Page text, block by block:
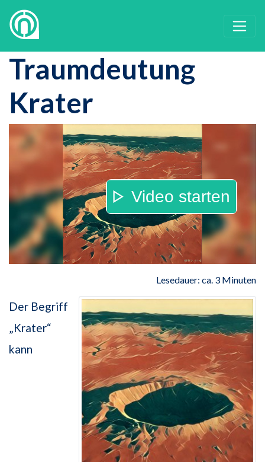
Traumdeutung
Krater
Video starten
Lesedauer: ca. 3 Minuten
Der Begriff
„Krater“
kann